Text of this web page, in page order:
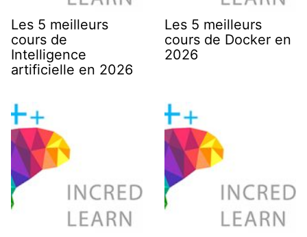
Les 5 meilleurs
cours de
Intelligence
artificielle en 2026
Les 5 meilleurs
cours de Docker en
2026